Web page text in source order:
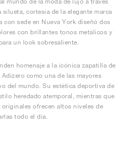
cortesía de la elegante marca
con sede en Nueva York diseñó dos
con brillantes tonos metálicos y
un look sobresaliente.
homenaje a la icónica zapatilla de
como una de las mayores
del mundo. Su estética deportiva de
heredado atemporal, mientras que
ofrecen altos niveles de
todo el día.